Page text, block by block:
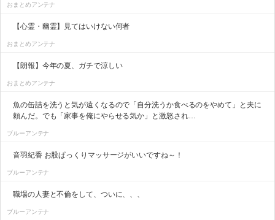
おまとめアンテナ
【心霊・幽霊】見てはいけない何者
おまとめアンテナ
【朗報】今年の夏、ガチで涼しい
おまとめアンテナ
魚の缶詰を洗うと気が遠くなるので「自分洗うか食べるのをやめて」と夫に
頼んだ。でも「家事を俺にやらせる気か」と激怒され…
ブルーアンテナ
音羽紀香 お股ぱっくりマッサージがいいですね～！
ブルーアンテナ
職場の人妻と不倫をして、ついに、、、
ブルーアンテナ